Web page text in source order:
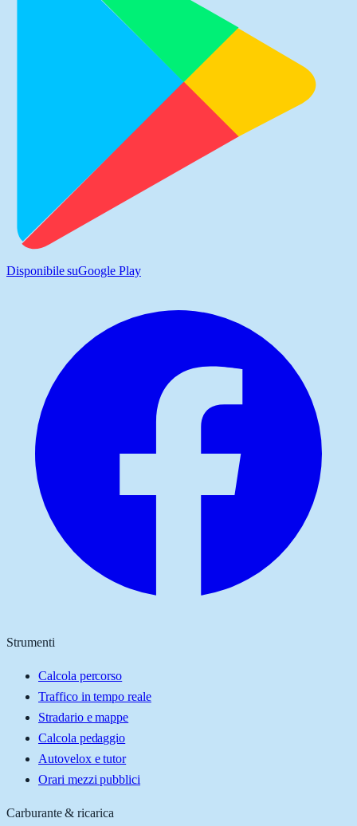
Disponibile suGoogle Play
Strumenti
Calcola percorso
Traffico in tempo reale
Stradario e mappe
Calcola pedaggio
Autovelox e tutor
Orari mezzi pubblici
Carburante & ricarica